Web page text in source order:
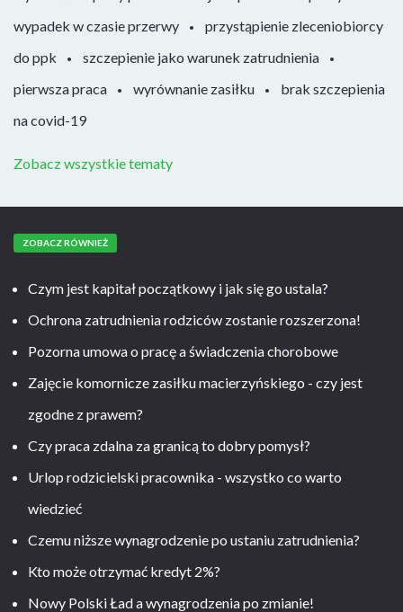
wypadek w czasie przerwy
przystąpienie zleceniobiorcy
do ppk
szczepienie jako warunek zatrudnienia
pierwsza praca
wyrównanie zasiłku
brak szczepienia
na covid-19
Zobacz wszystkie tematy
ZOBACZ RÓWNIEŻ
Czym jest kapitał początkowy i jak się go ustala?
Ochrona zatrudnienia rodziców zostanie rozszerzona!
Pozorna umowa o pracę a świadczenia chorobowe
Zajęcie komornicze zasiłku macierzyńskiego - czy jest
zgodne z prawem?
Czy praca zdalna za granicą to dobry pomysł?
Urlop rodzicielski pracownika - wszystko co warto
wiedzieć
Czemu niższe wynagrodzenie po ustaniu zatrudnienia?
Kto może otrzymać kredyt 2%?
Nowy Polski Ład a wynagrodzenia po zmianie!